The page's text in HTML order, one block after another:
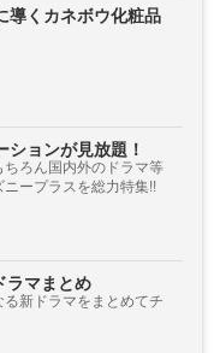
導くカネボウ化粧品
ションが見放題！
ろん国内外のドラマ等
ープラスを総力特集!!
ラマまとめ
新ドラマをまとめてチ